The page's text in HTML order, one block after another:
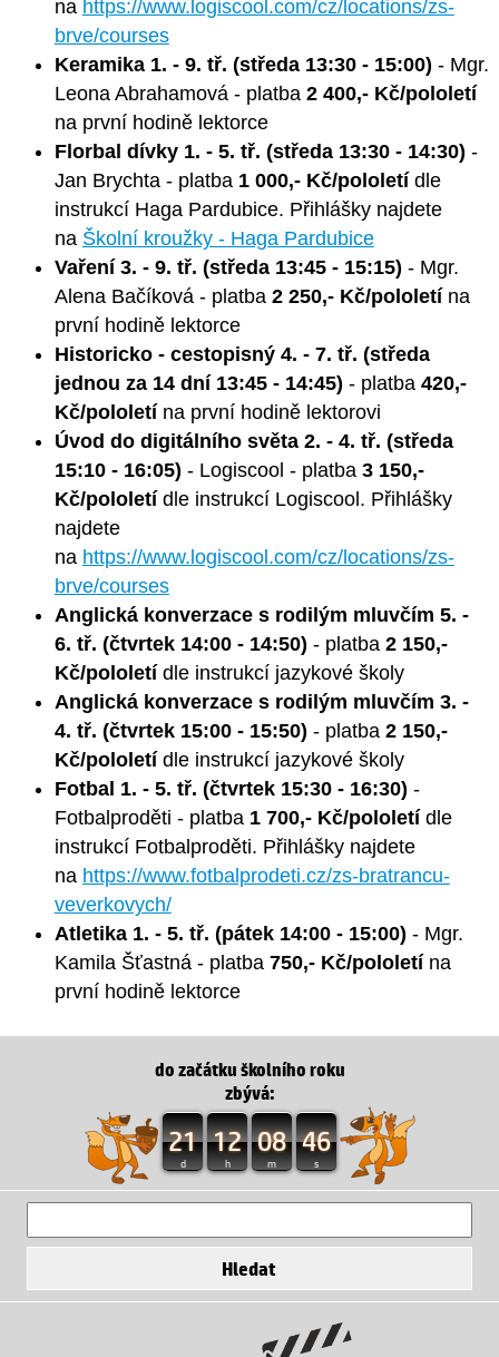
na https://www.logiscool.com/cz/locations/zs-
brve/courses
Keramika 1. - 9. tř. (středa 13:30 - 15:00) - Mgr.
Leona Abrahamová - platba2 400,- Kč/pololetí
na první hodině lektorce
Florbal dívky 1. - 5. tř. (středa 13:30 - 14:30) -
Jan Brychta - platba 1 000,- Kč/pololetídle
instrukcí Haga Pardubice. Přihlášky najdete
na Školní kroužky - Haga Pardubice
Vaření 3. - 9. tř. (středa 13:45 - 15:15) - Mgr.
Alena Bačíková - platba 2 250,- Kč/pololetína
první hodině lektorce
Historicko - cestopisný 4. - 7. tř. (středa
jednou za 14 dní 13:45 - 14:45) - platba 420,-
Kč/pololetína první hodině lektorovi
Úvod do digitálního světa 2. - 4. tř. (středa
15:10 - 16:05) - Logiscool - platba 3 150,-
Kč/pololetídle instrukcí Logiscool. Přihlášky
najdete
na https://www.logiscool.com/cz/locations/zs-
brve/courses
Anglická konverzace s rodilým mluvčím 5. -
6. tř. (čtvrtek 14:00 - 14:50) - platba 2 150,-
Kč/pololetídle instrukcí jazykové školy
Anglická konverzace s rodilým mluvčím 3. -
4. tř. (čtvrtek 15:00 - 15:50) - platba 2 150,-
Kč/pololetídle instrukcí jazykové školy
Fotbal 1. - 5. tř. (čtvrtek 15:30 - 16:30) -
Fotbalproděti - platba 1 700,- Kč/pololetídle
instrukcí Fotbalproděti. Přihlášky najdete
na https://www.fotbalprodeti.cz/zs-bratrancu-
veverkovych/
Atletika 1. - 5. tř. (pátek 14:00 - 15:00) - Mgr.
Kamila Šťastná - platba 750,- Kč/pololetína
první hodině lektorce
do začátku školního roku
zbývá:
21
d
12
h
08
m
46
s